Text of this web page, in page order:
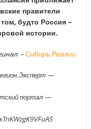
правители
будто Россия –
истории.
–Сибирь.Реалии
—
портал —